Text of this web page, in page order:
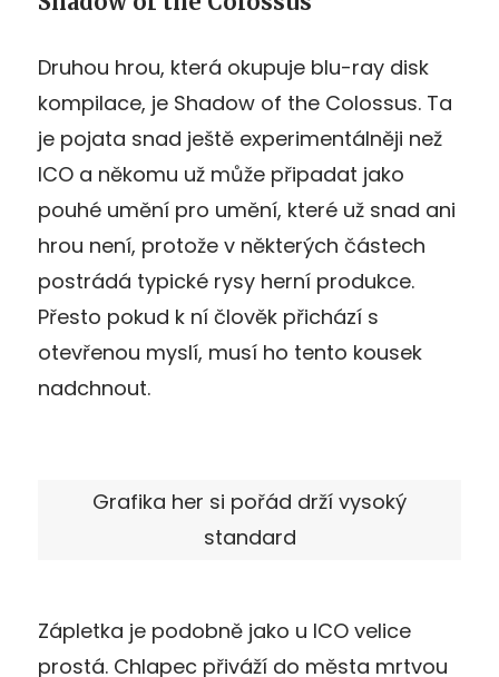
Druhou hrou, která okupuje blu-ray disk
kompilace, je Shadow of the Colossus. Ta
je pojata snad ještě experimentálněji než
ICO a někomu už může připadat jako
pouhé umění pro umění, které už snad ani
hrou není, protože v některých částech
postrádá typické rysy herní produkce.
Přesto pokud k ní člověk přichází s
otevřenou myslí, musí ho tento kousek
nadchnout.
Grafika her si pořád drží vysoký
standard
Zápletka je podobně jako u ICO velice
prostá. Chlapec přiváží do města mrtvou